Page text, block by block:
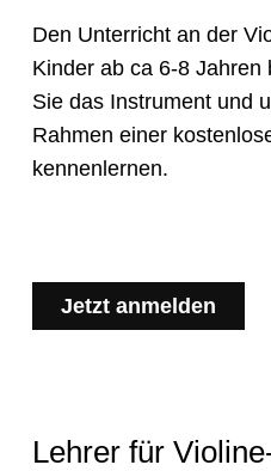
Den Unterricht an der
Kinder ab ca 6-8 Jahren
Sie das Instrument und
Rahmen einer
kennenlernen.
Jetzt anmelden
Lehrer für